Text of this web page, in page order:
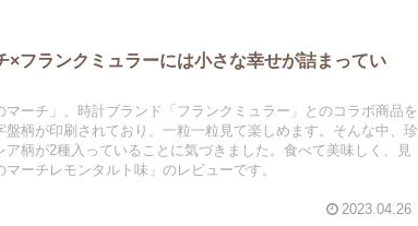
×フランクミュラーには小さな幸せが詰まってい
ーチ」。時計ブランド「フランクミュラー」とのコラボ商品を
柄が印刷されており、一粒一粒見て楽しめます。そんな中、珍
ア柄が2種入っていることに気づきました。食べて美味しく、見
ーチレモンタルト味」のレビューです。
2023.04.26